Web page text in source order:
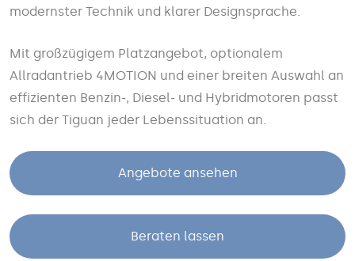
modernster Technik und klarer Designsprache.
Mit großzügigem Platzangebot, optionalem
Allradantrieb 4MOTION und einer breiten Auswahl an
effizienten Benzin-, Diesel- und Hybridmotoren passt
sich der Tiguan jeder Lebenssituation an.
Angebote ansehen
Beraten lassen